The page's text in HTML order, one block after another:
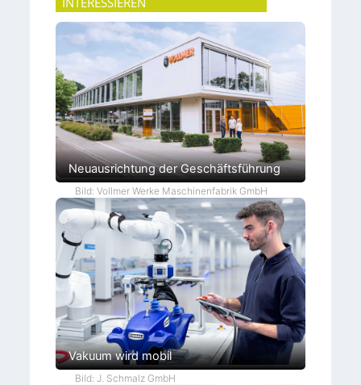
Neuausrichtung der Geschäftsführung
Bild: Vollmer Werke Maschinenfabrik GmbH
Vakuum wird mobil
Bild: J. Schmalz GmbH